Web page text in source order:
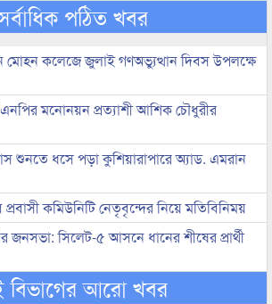
পঠিত খবর
মোহন কলেজে জুলাই গণঅভ্যুত্থান দিবস উপলক্ষে
মনোনয়ন প্রত্যাশী আশিক চৌধুরীর
শুনতে ধসে পড়া কুশিয়ারাপারে অ্যাড. এমরান
প্রবাসী কমিউনিটি নেতৃবৃন্দের নিয়ে মতিবিনিময়
জনসভা: সিলেট-৫ আসনে ধানের শীষের প্রার্থী
বিভাগের আরো খবর